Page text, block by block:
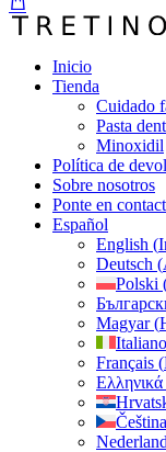
Inicio
Tienda
Cuidado
Pasta
Minoxidil
Política de
Sobre nosotros
Ponte en
Español
English (
Deutsch (
Polski
Magyar(
Italiano
Français (
Ελληνικά
Čeština